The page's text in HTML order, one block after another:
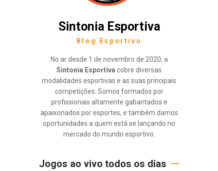
Sintonia Esportiva
Blog Esportivo
No ar desde 1 de novembro de 2020, a
Sintonia Esportiva cobre diversas
modalidades esportivas e as suas principais
competições. Somos formados por
profissionais altamente gabaritados e
apaixonados por esportes, e também damos
oportunidades a quem está se lançando no
mercado do mundo esportivo.
Jogos ao vivo todos os dias